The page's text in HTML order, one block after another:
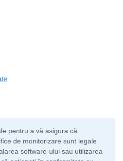
pentru a vă asigura că
de monitorizare sunt legale
software-ului sau utilizarea